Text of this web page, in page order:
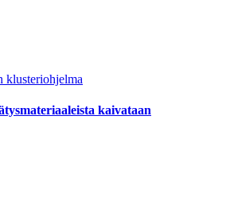
klusteriohjelma
kaivataan